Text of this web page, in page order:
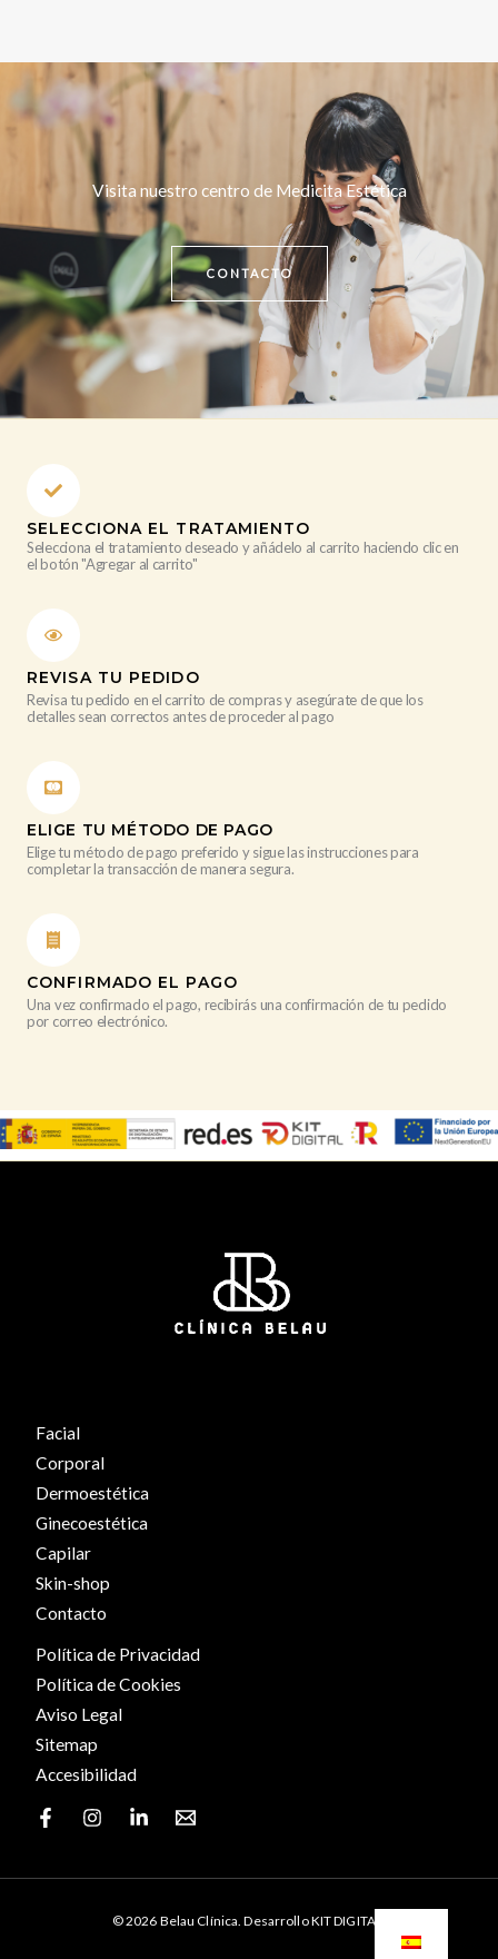
Visita nuestro centro de Medicita Estética
CONTACTO
SELECCIONA EL TRATAMIENTO
Selecciona el tratamiento deseado y añádelo al carrito haciendo clic en
el botón "Agregar al carrito"
REVISA TU PEDIDO
Revisa tu pedido en el carrito de compras y asegúrate de que los
detalles sean correctos antes de proceder al pago
ELIGE TU MÉTODO DE PAGO
Elige tu método de pago preferido y sigue las instrucciones para
completar la transacción de manera segura.
CONFIRMADO EL PAGO
Una vez confirmado el pago, recibirás una confirmación de tu pedido
por correo electrónico.
Facial
Corporal
Dermoestética
Ginecoestética
Capilar
Skin-shop
Contacto
Política de Privacidad
Política de Cookies
Aviso Legal
Sitemap
Accesibilidad
© 2026 Belau Clínica. Desarrollo KIT DIGITAL.